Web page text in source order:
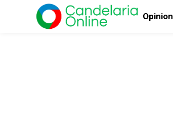
Opinion